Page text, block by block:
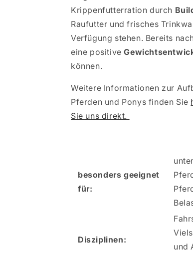
Krippenfutterration durch
Raufutter und frisches
Verfügung stehen. Bereits
eine positive
können.
Weitere Informationen zur
Pferden und Ponys finden Sie
Sie uns direkt.
besonders geeignet
für:
Disziplinen:
und